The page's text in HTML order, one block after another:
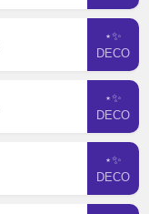
⋆✨
DECO
⋆✨
DECO
⋆✨
DECO